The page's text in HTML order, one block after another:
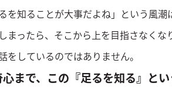
を知ることが大事だよね」という風潮
まったら、そこから上を目指さなくな
をしているのではありません。
まで、この『足るを知る』と